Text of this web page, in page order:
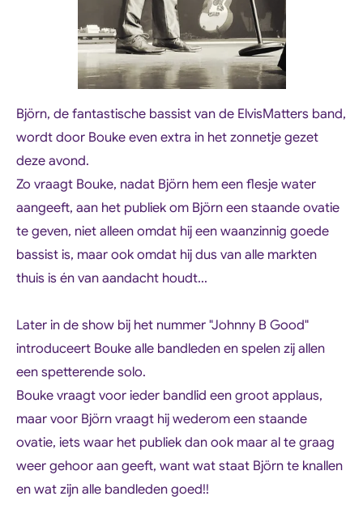
Björn, de fantastische bassist van de ElvisMatters band,
wordt door Bouke even extra in het zonnetje gezet
deze avond.
Zo vraagt Bouke, nadat Björn hem een flesje water
aangeeft, aan het publiek om Björn een staande ovatie
te geven, niet alleen omdat hij een waanzinnig goede
bassist is, maar ook omdat hij dus van alle markten
thuis is én van aandacht houdt...
Later in de show bij het nummer "Johnny B Good"
introduceert Bouke alle bandleden en spelen zij allen
een spetterende solo.
Bouke vraagt voor ieder bandlid een groot applaus,
maar voor Björn vraagt hij wederom een staande
ovatie, iets waar het publiek dan ook maar al te graag
weer gehoor aan geeft, want wat staat Björn te knallen
en wat zijn alle bandleden goed!!